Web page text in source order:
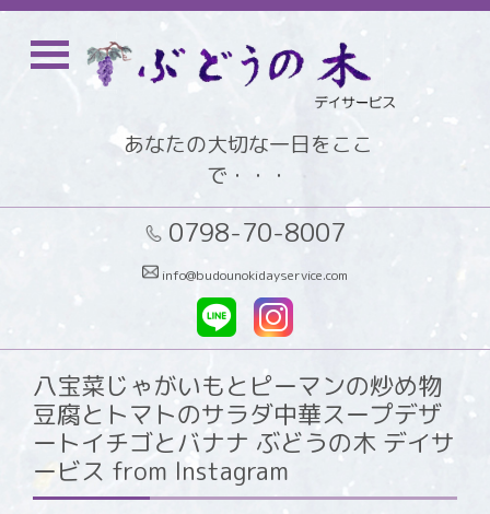
あなたの大切な一日をここ
で・・・
0798-70-8007
info@budounokidayservice.com
八宝菜じゃがいもとピーマンの炒め物
豆腐とトマトのサラダ中華スープデザ
ートイチゴとバナナ ぶどうの木 デイサ
ービス from Instagram